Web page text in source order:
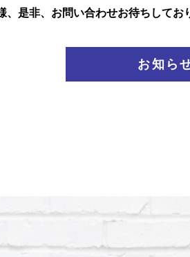
、是非、お問い合わせお待ちしてお
お知ら